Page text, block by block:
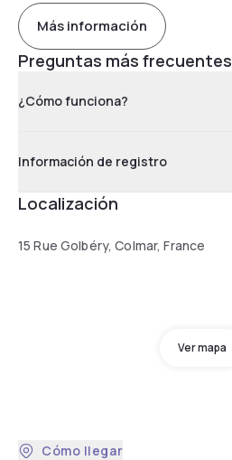
Más información
Preguntas más frecuentes
¿Cómo funciona?
Información de registro
Localización
15 Rue Golbéry, Colmar, France
Ver mapa
Cómo llegar